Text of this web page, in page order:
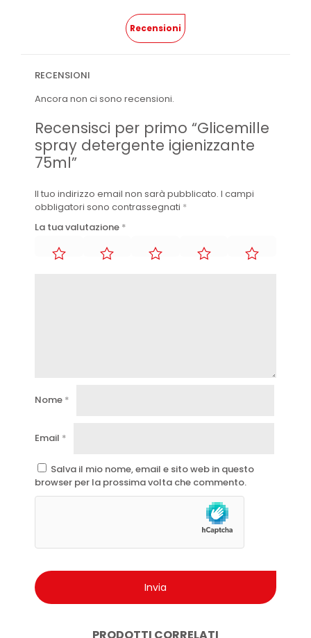
Recensioni
RECENSIONI
Ancora non ci sono recensioni.
Recensisci per primo “Glicemille
spray detergente igienizzante
75ml”
Il tuo indirizzo email non sarà pubblicato. I campi
obbligatori sono contrassegnati *
La tua valutazione *
Nome *
Email *
Salva il mio nome, email e sito web in questo
browser per la prossima volta che commento.